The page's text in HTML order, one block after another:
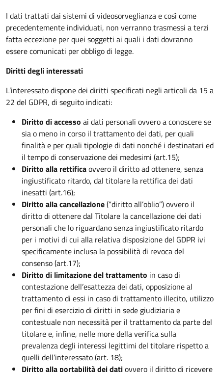
I dati trattati dai sistemi di videosorveglianza e così come
precedentemente individuati, non verranno trasmessi a terzi
fatta eccezione per quei soggetti ai quali i dati dovranno
essere comunicati per obbligo di legge.
Diritti degli interessati
L’interessato dispone dei diritti specificati negli articoli da 15 a
22 del GDPR, di seguito indicati:
Diritto di accesso ai dati personali ovvero a conoscere se
sia o meno in corso il trattamento dei dati, per quali
finalità e per quali tipologie di dati nonché i destinatari ed
il tempo di conservazione dei medesimi (art.15);
Diritto alla rettificaovvero il diritto ad ottenere, senza
ingiustificato ritardo, dal titolare la rettifica dei dati
inesatti (art.16);
Diritto alla cancellazione(“diritto all’oblio”) ovvero il
diritto di ottenere dal Titolare la cancellazione dei dati
personali che lo riguardano senza ingiustificato ritardo
per i motivi di cui alla relativa disposizione del GDPR ivi
specificamente inclusa la possibilità di revoca del
consenso (art.17);
Diritto di limitazione del trattamento in caso di
contestazione dell’esattezza dei dati, opposizione al
trattamento di essi in caso di trattamento illecito, utilizzo
per fini di esercizio di diritti in sede giudiziaria e
contestuale non necessità per il trattamento da parte del
titolare e, infine, nelle more della verifica sulla
prevalenza degli interessi legittimi del titolare rispetto a
quelli dell’interessato (art. 18);
Diritto alla portabilità dei datiovvero il diritto di ricevere